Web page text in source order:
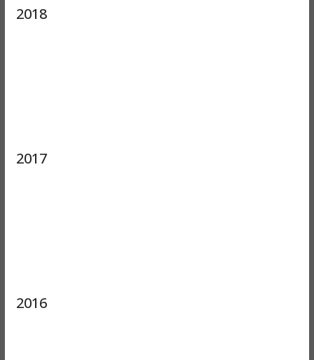
2018
2017
2016